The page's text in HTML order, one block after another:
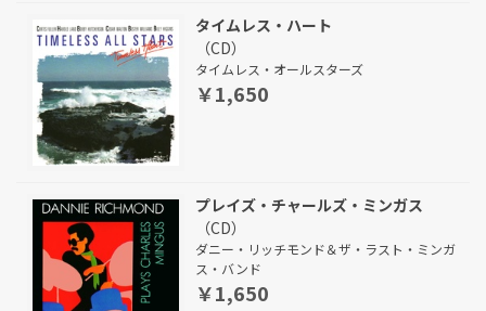
タイムレス・ハート
（CD）
タイムレス・オールスターズ
￥1,650
プレイズ・チャールズ・ミンガス
（CD）
ダニー・リッチモンド＆ザ・ラスト・ミンガ
ス・バンド
￥1,650